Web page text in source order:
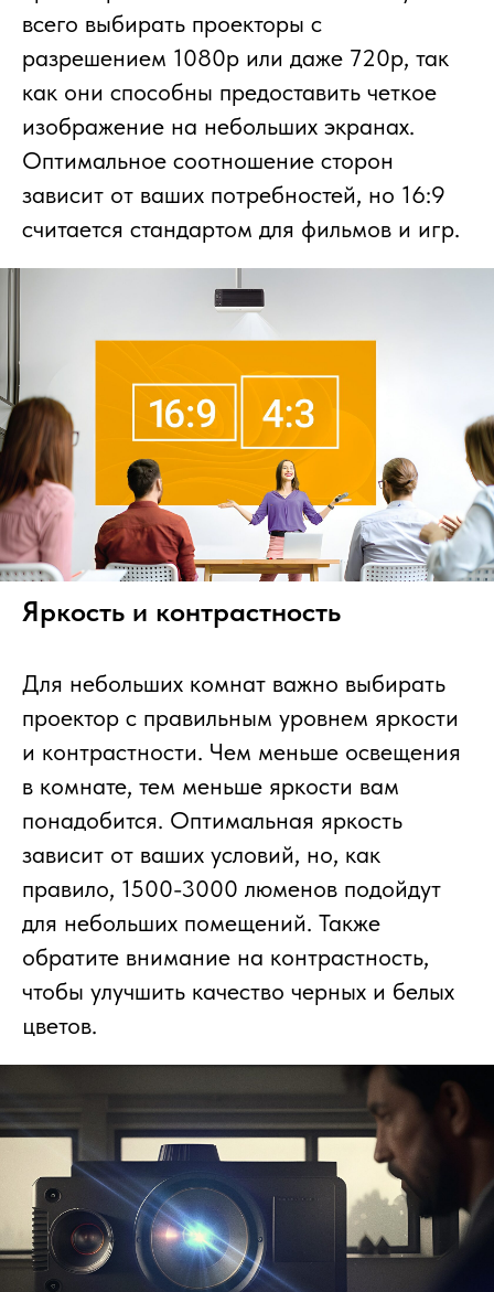
всего выбирать проекторы с
разрешением 1080p или даже 720p, так
как они способны предоставить четкое
изображение на небольших экранах.
Оптимальное соотношение сторон
зависит от ваших потребностей, но 16:9
считается стандартом для фильмов и игр.
Яркость и контрастность
Для небольших комнат важно выбирать
проектор с правильным уровнем яркости
и контрастности. Чем меньше освещения
в комнате, тем меньше яркости вам
понадобится. Оптимальная яркость
зависит от ваших условий, но, как
правило, 1500-3000 люменов подойдут
для небольших помещений. Также
обратите внимание на контрастность,
чтобы улучшить качество черных и белых
цветов.